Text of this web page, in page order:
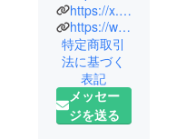
科を卒業
後、"写真芸
術家" として
活動してい
ます。
北海道の広
大な土地で
https://x.com/EmikaMasumoto
https://www.facebook.com/emikamasumoto
特定商取引
法に基づく
表記
メッセー
ジを送る